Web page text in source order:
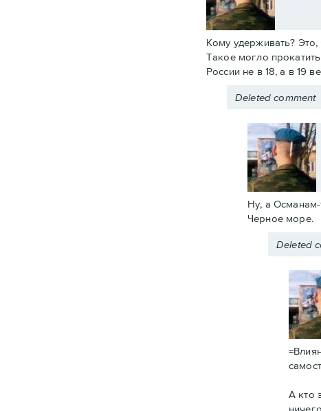
Кому удерживать?
Такое могло
России не в 18, а в 19
Deleted comment
Ну, а Османам-
Черное море.
Deleted
А кто